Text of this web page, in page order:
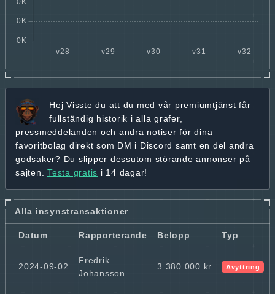
Hej Visste du att du med vår premiumtjänst får
fullständig historik i alla grafer,
pressmeddelanden och andra notiser för dina
favoritbolag direkt som DM i Discord samt en del andra
godsaker? Du slipper dessutom störande annonser på
sajten. Testa gratis i 14 dagar!
Alla insynstransaktioner
Datum Rapporterande Belopp Typ
2024-09-02
Fredrik
Johansson
3 380 000 kr Avyttring